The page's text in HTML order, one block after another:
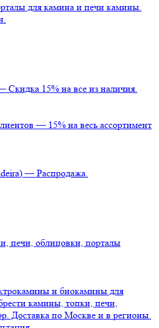
для камина и печи камины.
15% на все из наличия.
— 15% на весь ассортимент
— Распродажа.
печи, облицовки, порталы